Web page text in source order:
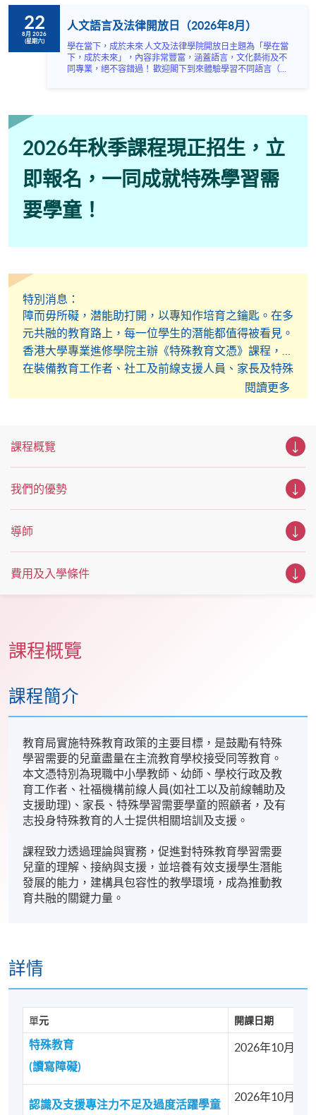
22
8月 2026
(星期六)
人文語言及法律開放日（2026年8月）
學在當下，成於未來 人文及法律學院開放日主題為「學在當
下，成於未來」，內容非常豐富，涵蓋語言，文化藝術及不
同專業，絕不容錯過！ 歡迎閣下到來體驗學習不同語言（包
的你，絕對是機會難逢。若你想瞭解心理學及相關的日常應
坊、體驗課堂和豐富資訊講座。萬勿錯過是次活動，記得把
握機會，立刻報名參加，規劃學習之路，成就你的未來藍
圖！
2026年秋季課程現正招生，立
即報名，一同成就特殊學習需
要學童！
特別消息：
​障而毋所礙，潜能助打開，以專知作培育之鑰匙。在多
元共融的教育路上，每一位學生的潛能都值得被看見。
香港大學專業進修學院主辦《特殊教育文憑》課程，旨
在裝備教育工作者、社工及前線支援人員、家長及特殊
學習需要學童的照顧者，以專業知識與實務技巧，扶助
閱讀更多
課程概覽
我們的優勢
導師
費用及入學條件
課程概覽
課程簡介
教育局實施特殊教育政策的主要目標，是鼓勵有特殊
學習需要的兒童盡量在主流教育學校接受同等教育。
本文憑特別為現職中小學教師、幼師、學校行政及教
育工作者、社福機構前線人員(如社工以及前線輔助及
支援助理)、家長、特殊學習需要學童的照顧者，及有
志投身特殊教育的人士提供相關培訓及支援。
課程致力透過理論與實務，促進對特殊教育學習需要
兒童的理解、接納與支援，並培養有效支援學生潛能
發展的能力，建構具包容性的教學環境，成為推動教
育共融的關鍵力量。
詳情
單元 開課日期
特殊教育
(讀寫障礙)
2026年10月15
認識及支援專注力不足及過度活躍學童
2026年10月14